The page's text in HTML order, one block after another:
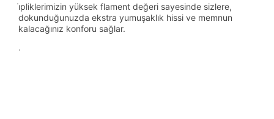
i̇pliklerimizin yüksek flament değeri sayesinde sizlere,
dokunduğunuzda ekstra yumuşaklık hissi ve memnun
kalacağınız konforu sağlar.
·